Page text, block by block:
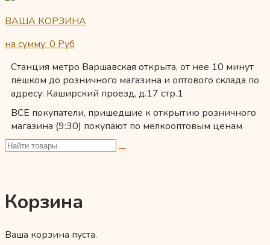
ВАША КОРЗИНА
на сумму: 0 Руб
Станция метро Варшавская открыта, от нее 10 минут
пешком до розничного магазина и оптового склада по
адресу: Каширский проезд, д.17 стр.1
ВСЕ покупатели, пришедшие к открытию розничного
магазина (9:30) покупают по мелкооптовым ценам
Корзина
Ваша корзина пуста.